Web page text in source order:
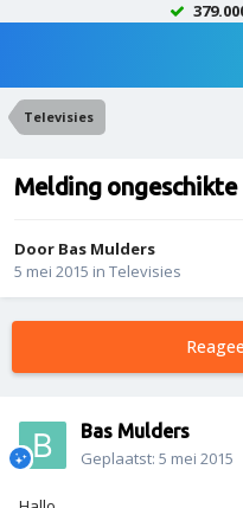
Televisies
Melding ongeschikte
Door Bas Mulders
5 mei 2015 in Televisies
Bas Mulders
Geplaatst: 5 mei 2015